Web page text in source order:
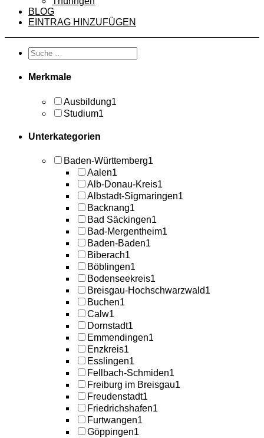
BLOG
EINTRAG HINZUFÜGEN
Merkmale
Ausbildung1
Studium1
Unterkategorien
Baden-Württemberg1
Aalen1
Alb-Donau-Kreis1
Albstadt-Sigmaringen1
Backnang1
Bad Säckingen1
Bad-Mergentheim1
Baden-Baden1
Biberach1
Böblingen1
Bodenseekreis1
Breisgau-Hochschwarzwald1
Buchen1
Calw1
Dornstadt1
Emmendingen1
Enzkreis1
Esslingen1
Fellbach-Schmiden1
Freiburg im Breisgau1
Freudenstadt1
Friedrichshafen1
Furtwangen1
Göppingen1